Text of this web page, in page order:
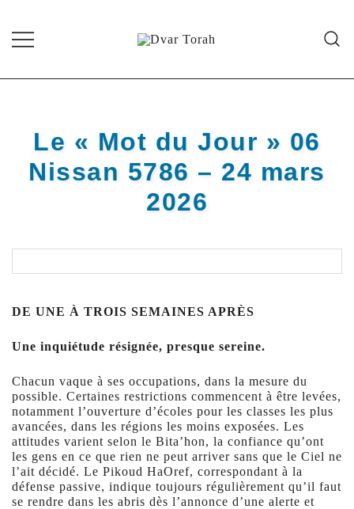
content
Le « Mot du Jour » 06
Nissan 5786 – 24 mars
2026
DE UNE À TROIS SEMAINES APRÈS
Une inquiétude résignée, presque sereine.
Chacun vaque à ses occupations, dans la mesure du
possible. Certaines restrictions commencent à être levées,
notamment l’ouverture d’écoles pour les classes les plus
avancées, dans les régions les moins exposées. Les
attitudes varient selon le Bita’hon, la confiance qu’ont
les gens en ce que rien ne peut arriver sans que le Ciel ne
l’ait décidé. Le Pikoud HaOref, correspondant à la
défense passive, indique toujours régulièrement qu’il faut
se rendre dans les abris dès l’annonce d’une alerte et